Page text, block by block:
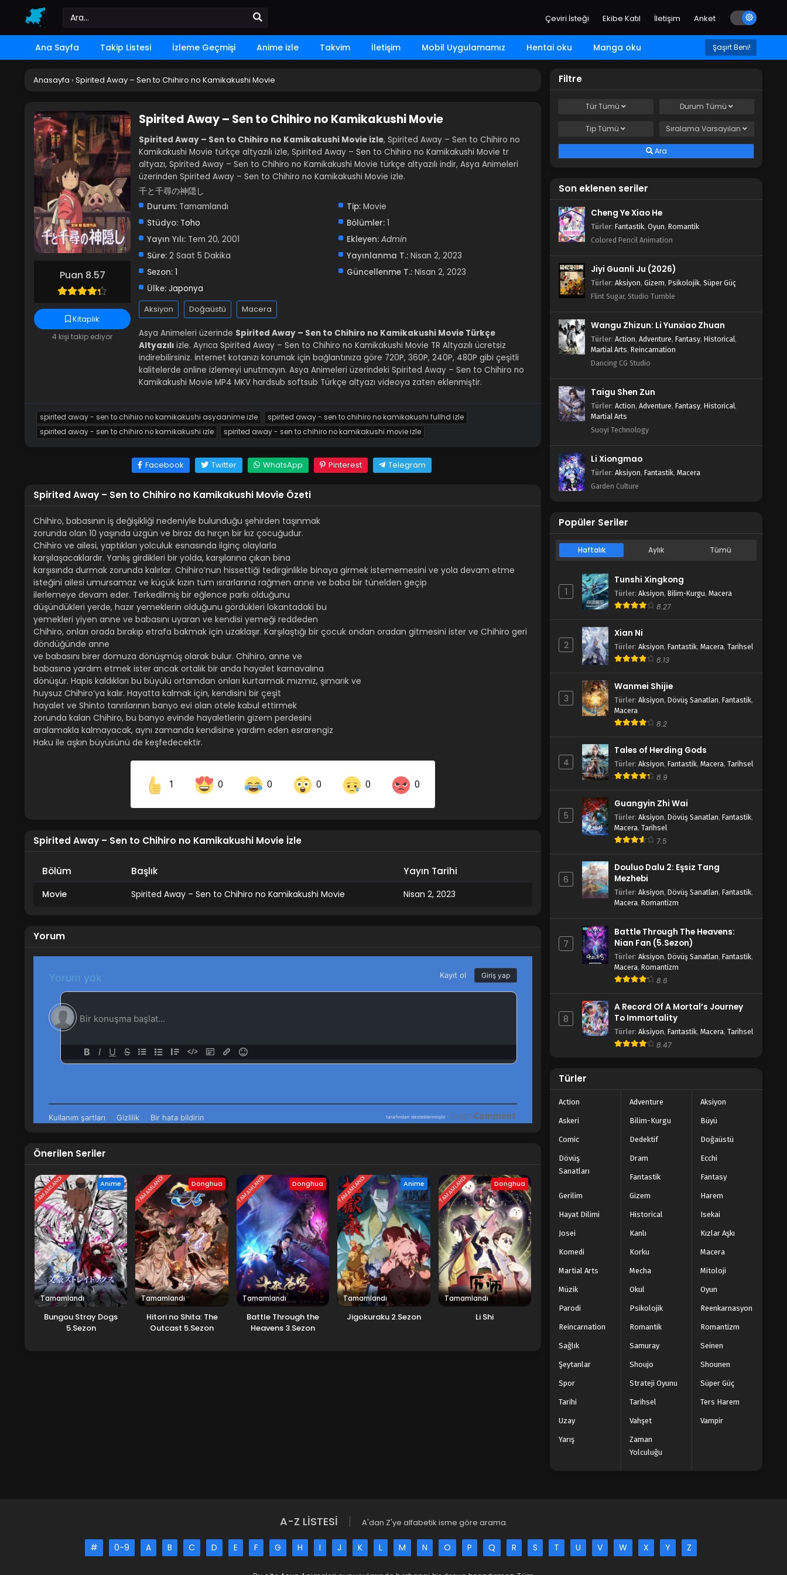
Çeviri İsteği Ekibe Katıl İletişim Anket
Ana Sayfa Takip Listesi İzleme Geçmişi Anime izle Takvim İletişim Mobil Uygulamamız Hentai oku Manga oku Şaşırt Beni!
Anasayfa › Spirited Away – Sen to Chihiro no Kamikakushi Movie
Puan 8.57
Kitaplık
4 kişi takip ediyor
Spirited Away – Sen to Chihiro no Kamikakushi Movie
Spirited Away – Sen to Chihiro no Kamikakushi Movie izle, Spirited Away – Sen to Chihiro no
Kamikakushi Movie türkçe altyazılı izle, Spirited Away – Sen to Chihiro no Kamikakushi Movie tr
altyazı, Spirited Away – Sen to Chihiro no Kamikakushi Movie türkçe altyazılı indir, Asya Animeleri
üzerinden Spirited Away – Sen to Chihiro no Kamikakushi Movie izle.
千と千尋の神隠し
Durum: Tamamlandı
Stüdyo: Toho
Yayın Yılı: Tem 20, 2001
Süre: 2 Saat 5 Dakika
Sezon: 1
Ülke: Japonya
Tip:Movie
Bölümler:1
Ekleyen: Admin
Yayınlanma T.: Nisan 2, 2023
Güncellenme T.: Nisan 2, 2023
Aksiyon Doğaüstü Macera
Asya Animeleri üzerinde Spirited Away – Sen to Chihiro no Kamikakushi Movie Türkçe
Altyazılı izle. Ayrıca Spirited Away – Sen to Chihiro no Kamikakushi Movie TR Altyazılı ücretsiz
indirebilirsiniz. İnternet kotanızı korumak için bağlantınıza göre 720P, 360P, 240P, 480P gibi çeşitli
kalitelerde online izlemeyi unutmayın. Asya Animeleri üzerindeki Spirited Away – Sen to Chihiro no
Kamikakushi Movie MP4 MKV hardsub softsub Türkçe altyazı videoya zaten eklenmiştir.
spirited away - sen to chihiro no kamikakushi asyaanime izle
spirited away - sen to chihiro no kamikakushi fullhd izle
spirited away - sen to chihiro no kamikakushi izle
spirited away - sen to chihiro no kamikakushi movie izle
Facebook Twitter WhatsApp Pinterest Telegram
Spirited Away – Sen to Chihiro no Kamikakushi Movie Özeti
Chihiro, babasının iş değişikliği nedeniyle bulunduğu şehirden taşınmak
zorunda olan 10 yaşında üzgün ve biraz da hırçın bir kız çocuğudur.
Chihiro ve ailesi, yaptıkları yolculuk esnasında ilginç olaylarla
karşılaşacaklardır. Yanlış girdikleri bir yolda, karşılarına çıkan bina
karşısında durmak zorunda kalırlar. Chihiro’nun hissettiği tedirginlikle binaya girmek istememesini ve yola devam etme
isteğini ailesi umursamaz ve küçük kızın tüm ısrarlarına rağmen anne ve baba bir tünelden geçip
ilerlemeye devam eder. Terkedilmiş bir eğlence parkı olduğunu
düşündükleri yerde, hazır yemeklerin olduğunu gördükleri lokantadaki bu
yemekleri yiyen anne ve babasını uyaran ve kendisi yemeği reddeden
Chihiro, onları orada bırakıp etrafa bakmak için uzaklaşır. Karşılaştığı bir çocuk ondan oradan gitmesini ister ve Chihiro geri
döndüğünde anne
ve babasını birer domuza dönüşmüş olarak bulur. Chihiro, anne ve
babasına yardım etmek ister ancak ortalık bir anda hayalet karnavalına
dönüşür. Hapis kaldıkları bu büyülü ortamdan onları kurtarmak mızmız, şımarık ve
huysuz Chihiro’ya kalır. Hayatta kalmak için, kendisini bir çeşit
hayalet ve Shinto tanrılarının banyo evi olan otele kabul ettirmek
zorunda kalan Chihiro, bu banyo evinde hayaletlerin gizem perdesini
aralamakla kalmayacak, aynı zamanda kendisine yardım eden esrarengiz
Haku ile aşkın büyüsünü de keşfedecektir.
1 0 0 0 0 0
Spirited Away – Sen to Chihiro no Kamikakushi Movie İzle
Bölüm Başlık Yayın Tarihi
Movie Spirited Away – Sen to Chihiro no Kamikakushi Movie Nisan 2, 2023
Yorum
Önerilen Seriler
TAMAMLANDI Anime
Tamamlandı
Bungou Stray Dogs
5.Sezon
TAMAMLANDI Donghua
Tamamlandı
Hitori no Shita: The
Outcast 5.Sezon
TAMAMLANDI Donghua
Tamamlandı
Battle Through the
Heavens 3.Sezon
TAMAMLANDI Anime
Tamamlandı
Jigokuraku 2.Sezon
TAMAMLANDI Donghua
Tamamlandı
Li Shi
Filtre
TürTümü DurumTümü
TipTümü SıralamaVarsayılan
Ara
Son eklenen seriler
Cheng Ye Xiao He
Türler: Fantastik, Oyun, Romantik
Colored Pencil Animation
Jiyi Guanli Ju (2026)
Türler: Aksiyon, Gizem, Psikolojik, Süper Güç
Flint Sugar, Studio Tumble
Wangu Zhizun: Li Yunxiao Zhuan
Türler: Action, Adventure, Fantasy, Historical,
Martial Arts, Reincarnation
Dancing CG Studio
Taigu Shen Zun
Türler: Action, Adventure, Fantasy, Historical,
Martial Arts
Suoyi Technology
Li Xiongmao
Türler: Aksiyon, Fantastik, Macera
Garden Culture
Popüler Seriler
Haftalık Aylık Tümü
1
Tunshi Xingkong
Türler: Aksiyon, Bilim-Kurgu, Macera
8.27
2
Xian Ni
Türler: Aksiyon, Fantastik, Macera, Tarihsel
8.13
3
Wanmei Shijie
Türler: Aksiyon, Dövüş Sanatları, Fantastik,
Macera
8.2
4
Tales of Herding Gods
Türler: Aksiyon, Fantastik, Macera, Tarihsel
8.9
5
Guangyin Zhi Wai
Türler: Aksiyon, Dövüş Sanatları, Fantastik,
Macera, Tarihsel
7.5
6
Douluo Dalu 2: Eşsiz Tang
Mezhebi
Türler: Aksiyon, Dövüş Sanatları, Fantastik,
Macera, Romantizm
7
Battle Through The Heavens:
Nian Fan (5.Sezon)
Türler: Aksiyon, Dövüş Sanatları, Fantastik,
Macera, Romantizm
8.6
8
A Record Of A Mortal’s Journey
To Immortality
Türler: Aksiyon, Fantastik, Macera, Tarihsel
8.47
Türler
Action Adventure Aksiyon
Askeri Bilim-Kurgu Büyü
Comic Dedektif Doğaüstü
Dövüş
Sanatları
Dram Ecchi
Fantastik Fantasy
Gerilim Gizem Harem
Hayat Dilimi Historical Isekai
Josei Kanlı Kızlar Aşkı
Komedi Korku Macera
Martial Arts Mecha Mitoloji
Müzik Okul Oyun
Parodi Psikolojik Reenkarnasyon
Reincarnation Romantik Romantizm
Sağlık Samuray Seinen
Şeytanlar Shoujo Shounen
Spor Strateji Oyunu Süper Güç
Tarihi Tarihsel Ters Harem
Uzay Vahşet Vampir
Yarış
Zaman
Yolculuğu
A-Z LİSTESİ A'dan Z'ye alfabetik isme göre arama.
# 0-9 A B C D E F G H I J K L M N O P Q R S T U V W X Y Z